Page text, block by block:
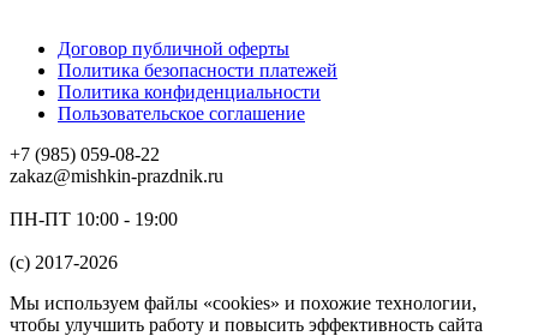
Договор публичной оферты
Политика безопасности платежей
Политика конфиденциальности
Пользовательское соглашение
+7 (985) 059-08-22
zakaz@mishkin-prazdnik.ru
ПН-ПТ 10:00 - 19:00
(c) 2017-2026
Мы используем файлы «cookies» и похожие технологии,
чтобы улучшить работу и повысить эффективность сайта